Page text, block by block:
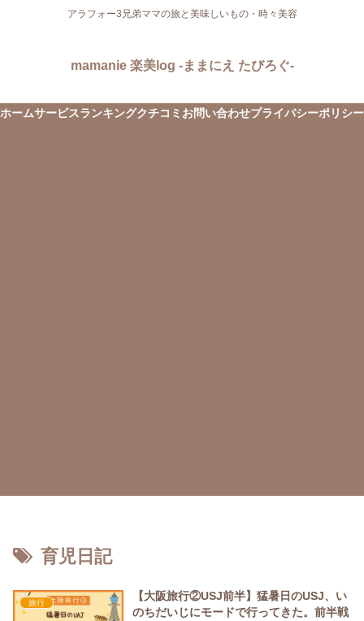
アラフォー3兄弟ママの旅と美味しいもの・時々美容
mamanie 楽美log -ままにえ たびろぐ-
ホームサービスランキングクチコミ お問い合わせプライバシーポリシー
育児日記
旅行
【大阪旅行②USJ前半】猛暑日のUSJ、い
のちだいじにモードで行ってきた。前半戦